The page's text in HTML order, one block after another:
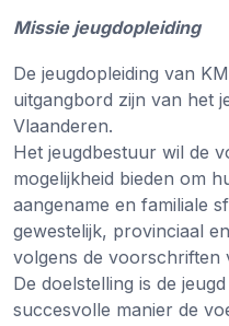
Missie jeugdopleiding
De jeugdopleiding van
uitgangbord zijn van het
Vlaanderen.
Het jeugdbestuur wil de
mogelijkheid bieden om
aangename en familiale
gewestelijk, provinciaal
volgens de voorschriften
De doelstelling is de
succesvolle manier de